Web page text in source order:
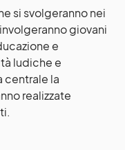
si svolgeranno nei
giovani
e
ludiche e
centrale la
realizzate